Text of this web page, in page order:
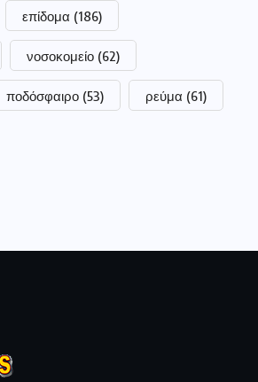
επίδομα (186)
νοσοκομείο (62)
ποδόσφαιρο (53) ρεύμα (61)